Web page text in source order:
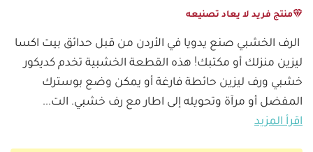
منتج فريد لا يعاد تصنيعه
الرف الخشبي صنع يدويا في الأردن من قبل حدائق بيت اكسا
ليزين منزلك أو مكتبك! هذه القطعة الخشبية تخدم كديكور
خشبي ورف ليزين حائطة فارغة أو يمكن وضع بوسترك
المفضل أو مرآة وتحويله إلى اطار مع رف خشبي. الت...
اقرأ المزيد